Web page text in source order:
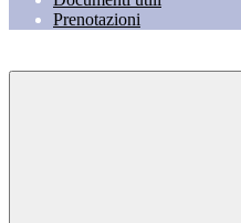
Prenotazioni